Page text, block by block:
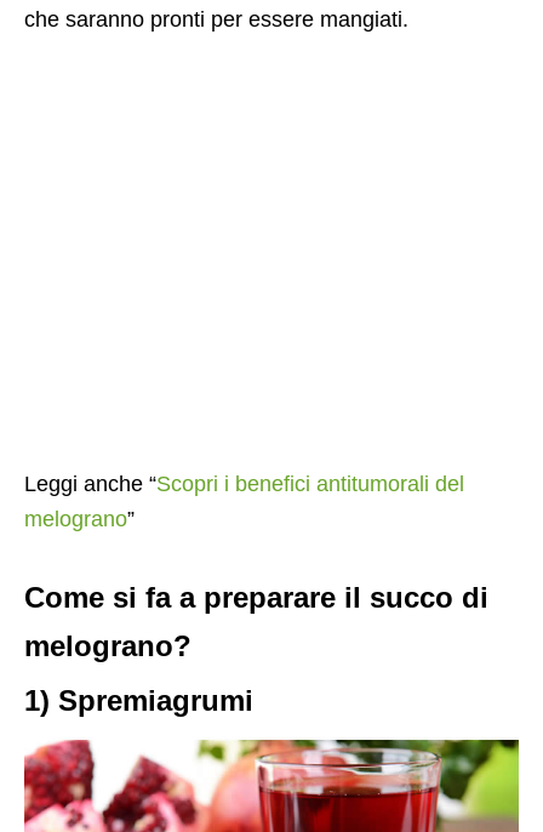
che saranno pronti per essere mangiati.
Leggi anche “Scopri i benefici antitumorali del
melograno”
Come si fa a preparare il succo di
melograno?
1) Spremiagrumi